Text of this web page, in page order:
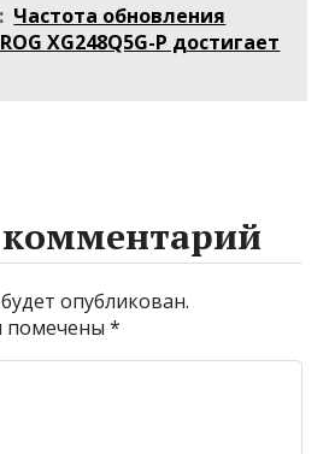
весельной лодке
Частота обновления
XG248Q5G-P достигает
опубликован.
помечены*